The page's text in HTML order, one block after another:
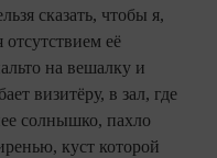
сказать, чтобы я,
её
на вешалку и
визитёру, в зал, где
солнышко, пахло
куст которой